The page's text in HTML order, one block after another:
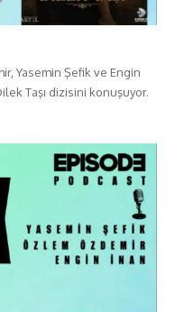
Yasemin Şefik ve Engin
Taşı dizisini konuşuyor.